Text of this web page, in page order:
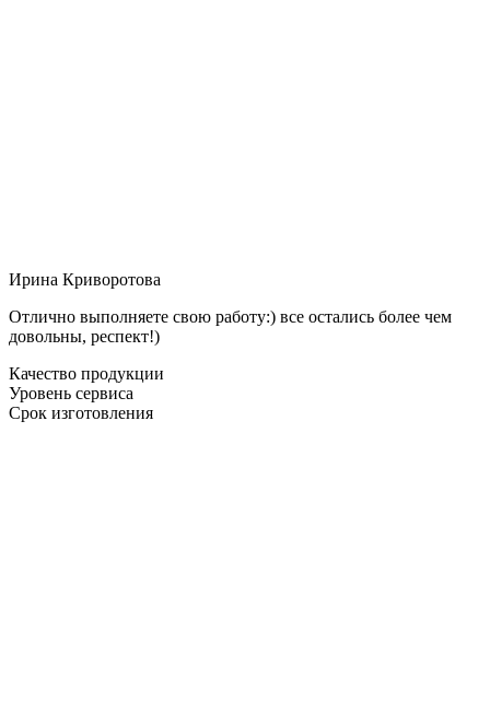
Ирина Криворотова
Отлично выполняете свою работу:) все остались более чем
довольны, респект!)
Качество продукции
Уровень сервиса
Срок изготовления